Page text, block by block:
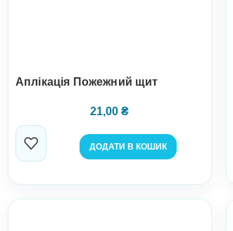
Аплікація Пожежний щит
21,00₴
ДОДАТИ В КОШИК